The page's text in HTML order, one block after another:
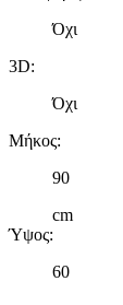
Όχι
3D:
Όχι
Μήκος:
90
cm
Ύψος:
60